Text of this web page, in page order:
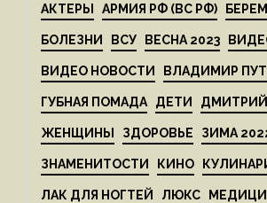
АКТЕРЫ АРМИЯ РФ (ВС РФ)
БОЛЕЗНИ ВСУ ВЕСНА 2023
ВИДЕО НОВОСТИ ВЛАДИМИР
ГУБНАЯ ПОМАДА ДЕТИ
ЖЕНЩИНЫ ЗДОРОВЬЕ ЗИМА
ЗНАМЕНИТОСТИ КИНО
ЛАК ДЛЯ НОГТЕЙ ЛЮКС